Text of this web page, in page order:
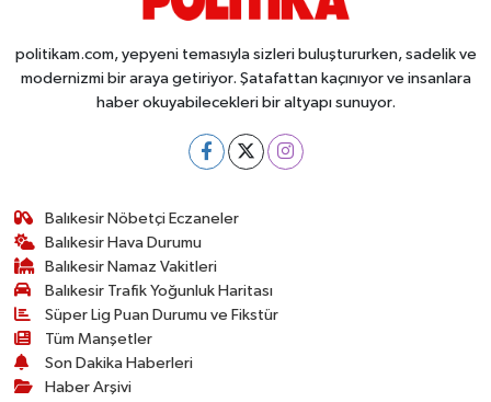
politikam.com, yepyeni temasıyla sizleri buluştururken, sadelik ve
modernizmi bir araya getiriyor. Şatafattan kaçınıyor ve insanlara
haber okuyabilecekleri bir altyapı sunuyor.
Balıkesir Nöbetçi Eczaneler
Balıkesir Hava Durumu
Balıkesir Namaz Vakitleri
Balıkesir Trafik Yoğunluk Haritası
Süper Lig Puan Durumu ve Fikstür
Tüm Manşetler
Son Dakika Haberleri
Haber Arşivi